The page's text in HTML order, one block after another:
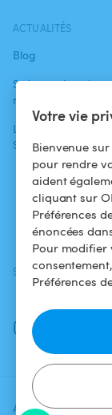
Votre vie
Bienvenue
pour rendre
aident
cliquant sur
Préférences
énoncées
Pour modifier
Préférences
Ajoutez une date
ACTUALITÉS
Blog
Swimmy dans les
médias
L'aventure
Swimmy
SUIVEZ-NOUS